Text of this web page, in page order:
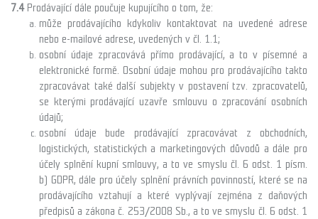
7.4Prodávající dále poučuje kupujícího o tom, že:
může prodávajícího kdykoliv kontaktovat na uvedené adrese
nebo e-mailové adrese, uvedených v čl. 1.1;
osobní údaje zpracovává přímo prodávající, a to v písemné a
elektronické formě. Osobní údaje mohou pro prodávajícího takto
zpracovávat také další subjekty v postavení tzv. zpracovatelů,
se kterými prodávající uzavře smlouvu o zpracování osobních
údajů;
osobní údaje bude prodávající zpracovávat z obchodních,
logistických, statistických a marketingových důvodů a dále pro
účely splnění kupní smlouvy, a to ve smyslu čl. 6 odst. 1 písm.
b) GDPR, dále pro účely splnění právních povinností, které se na
prodávajícího vztahují a které vyplývají zejména z daňových
předpisů a zákona č. 253/2008 Sb., a to ve smyslu čl. 6 odst. 1